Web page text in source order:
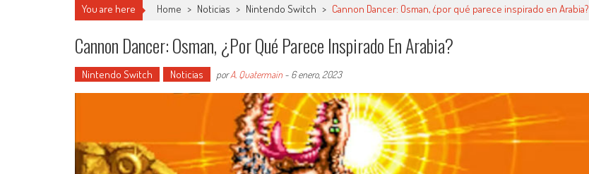
You are here Home > Noticias > Nintendo Switch > Cannon Dancer: Osman, ¿por qué parece inspirado en Arabia?
Cannon Dancer: Osman, ¿por Qué Parece Inspirado En Arabia?
Nintendo Switch Noticias porA. Quatermain - 6 enero, 2023